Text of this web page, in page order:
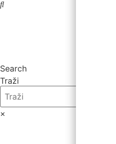
Search
Traži
×